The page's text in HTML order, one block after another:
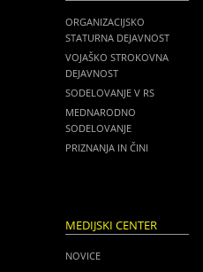
ORGANIZACIJSKO
STATURNA DEJAVNOST
VOJAŠKO STROKOVNA
DEJAVNOST
SODELOVANJE V RS
MEDNARODNO
SODELOVANJE
PRIZNANJA IN ČINI
MEDIJSKI CENTER
NOVICE